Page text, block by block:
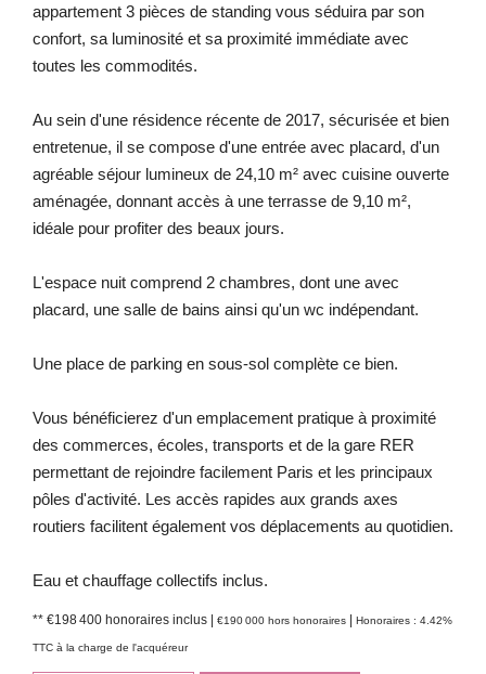
appartement 3 pièces de standing vous séduira par son
confort, sa luminosité et sa proximité immédiate avec
toutes les commodités.
Au sein d'une résidence récente de 2017, sécurisée et bien
entretenue, il se compose d'une entrée avec placard, d'un
agréable séjour lumineux de 24,10 m² avec cuisine ouverte
aménagée, donnant accès à une terrasse de 9,10 m²,
idéale pour profiter des beaux jours.
L'espace nuit comprend 2 chambres, dont une avec
placard, une salle de bains ainsi qu'un wc indépendant.
Une place de parking en sous-sol complète ce bien.
Vous bénéficierez d'un emplacement pratique à proximité
des commerces, écoles, transports et de la gare RER
permettant de rejoindre facilement Paris et les principaux
pôles d'activité. Les accès rapides aux grands axes
routiers facilitent également vos déplacements au quotidien.
Eau et chauffage collectifs inclus.
** €198 400 honoraires inclus | €190 000 hors honoraires | Honoraires : 4.42%
TTC à la charge de l'acquéreur